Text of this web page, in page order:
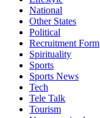
National
Other States
Political
Recruitment Form
Spirituality
Sports
Sports News
Tech
Tele Talk
Tourism